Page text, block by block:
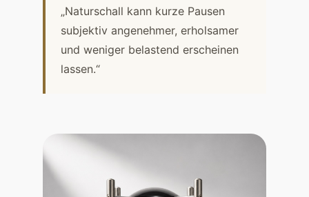
„Naturschall kann kurze Pausen
subjektiv angenehmer, erholsamer
und weniger belastend erscheinen
lassen.“